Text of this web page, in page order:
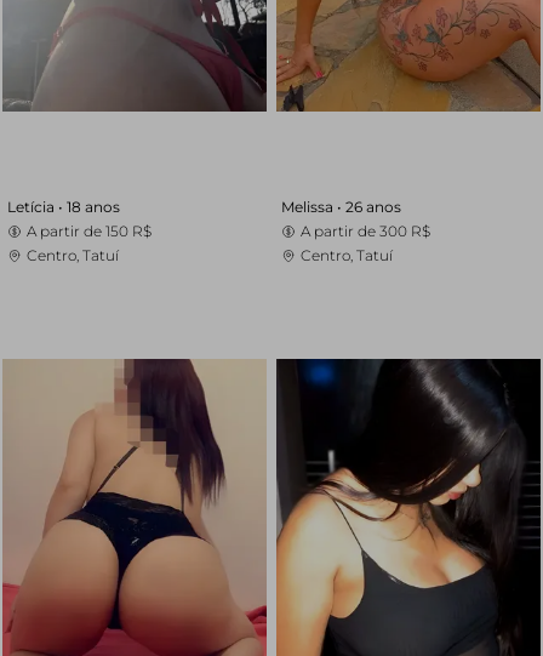
Letícia • 18 anos
A partir de 150 R$
Centro, Tatuí
Melissa • 26 anos
A partir de 300 R$
Centro, Tatuí